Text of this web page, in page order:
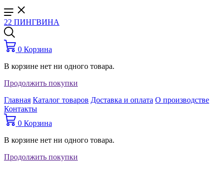
22 ПИНГВИНА
0 Корзина
В корзине нет ни одного товара.
Продолжить покупки
Главная Каталог товаров Доставка и оплата О производстве
Контакты
0 Корзина
В корзине нет ни одного товара.
Продолжить покупки